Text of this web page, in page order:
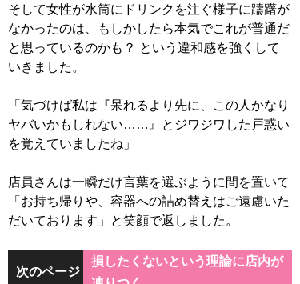
そして女性が水筒にドリンクを注ぐ様子に躊躇が
なかったのは、もしかしたら本気でこれが普通だ
と思っているのかも？ という違和感を強くして
いきました。
「気づけば私は『呆れるより先に、この人かなり
ヤバいかもしれない……』とジワジワした戸惑い
を覚えていましたね」
店員さんは一瞬だけ言葉を選ぶように間を置いて
「お持ち帰りや、容器への詰め替えはご遠慮いた
だいております」と笑顔で返しました。
次のページ
損したくないという理論に店内が